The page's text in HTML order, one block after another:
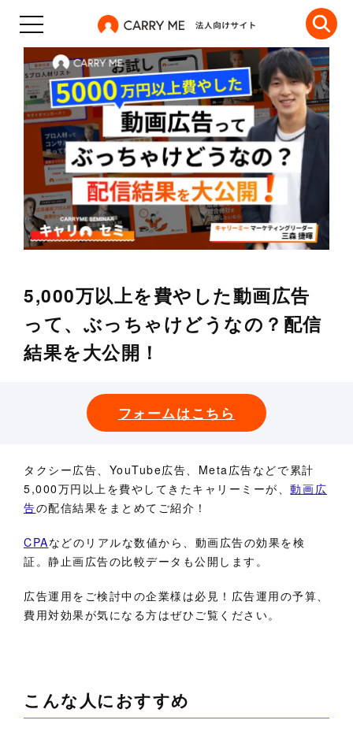
5,000万以上を費やした動画広告
って、ぶっちゃけどうなの？配信
結果を大公開！
フォームはこちら
タクシー広告、YouTube広告、Meta広告などで累計
5,000万円以上を費やしてきたキャリーミーが、動画広
告の配信結果をまとめてご紹介！
CPAなどのリアルな数値から、動画広告の効果を検
証。静止画広告の比較データも公開します。
広告運用をご検討中の企業様は必見！広告運用の予算、
費用対効果が気になる方はぜひご覧ください。
こんな人におすすめ